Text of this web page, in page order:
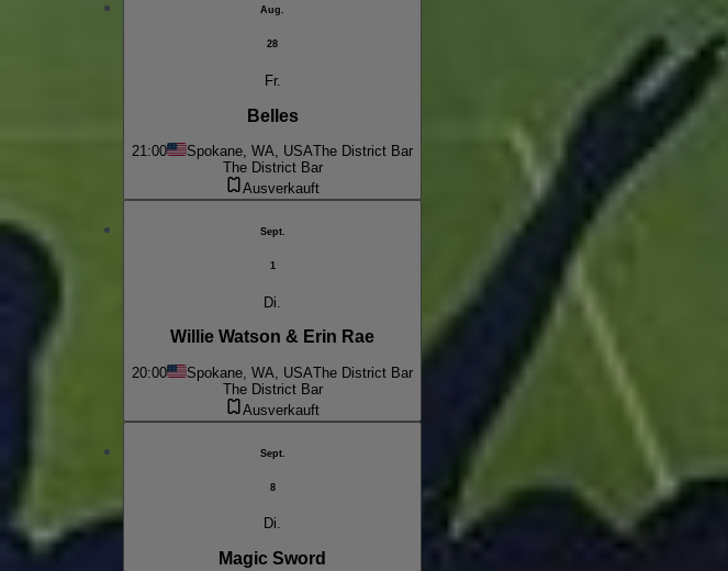
Aug.
28
Fr.
Belles
21:00 Spokane, WA, USAThe District Bar
The District Bar
Ausverkauft
Sept.
1
Di.
Willie Watson & Erin Rae
20:00 Spokane, WA, USAThe District Bar
The District Bar
Ausverkauft
Sept.
8
Di.
Magic Sword